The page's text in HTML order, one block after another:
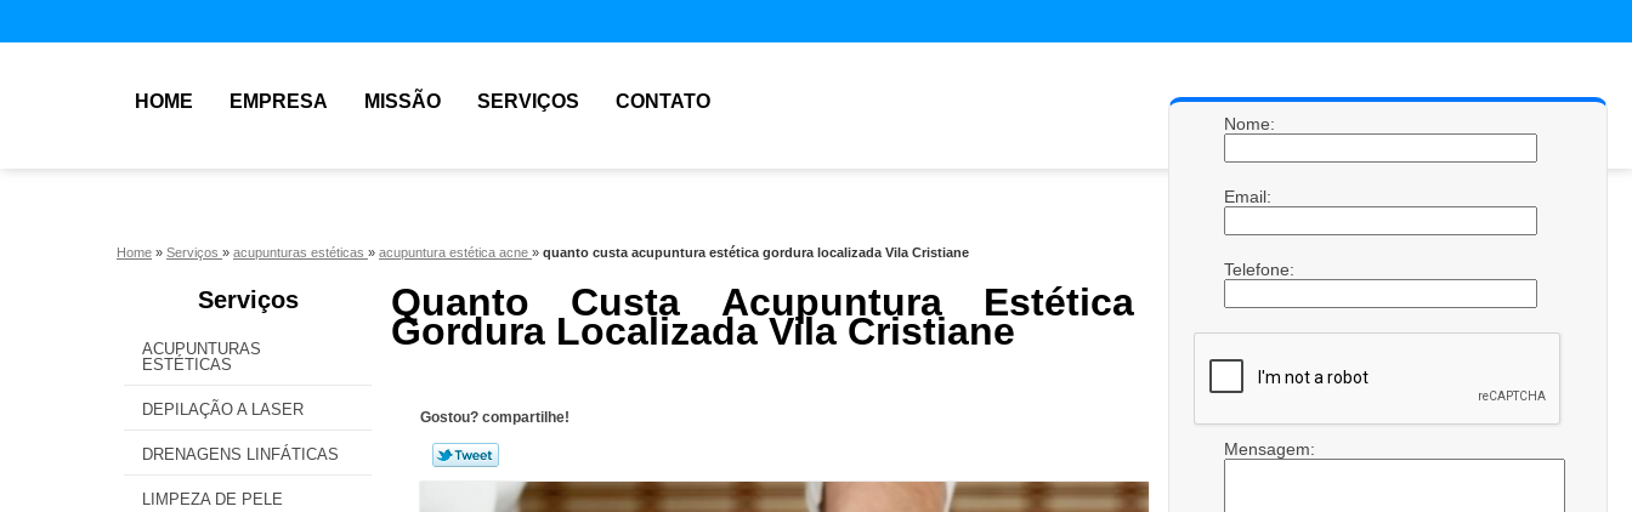
HOME EMPRESA MISSÃO SERVIÇOS CONTATO
Home » Serviços » acupunturas estéticas » acupuntura estética acne » quanto custa acupuntura estética gordura localizada Vila Cristiane
Serviços
ACUPUNTURAS
ESTÉTICAS
DEPILAÇÃO A LASER
DRENAGENS LINFÁTICAS
LIMPEZA DE PELE
Quanto Custa Acupuntura Estética
Gordura Localizada Vila Cristiane
Gostou? compartilhe!
Nome:
Email:
Telefone:
Mensagem: